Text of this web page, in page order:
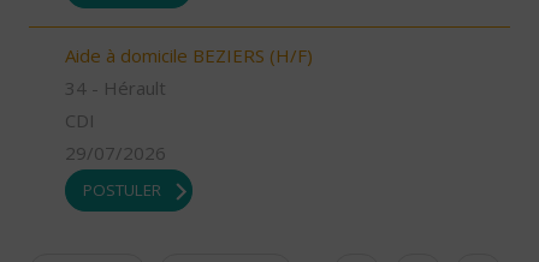
Aide à domicile BEZIERS (H/F)
34 - Hérault
CDI
29/07/2026
POSTULER